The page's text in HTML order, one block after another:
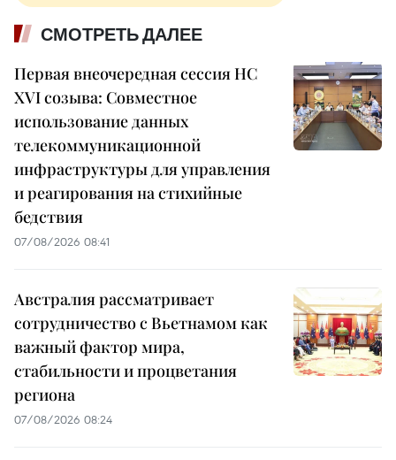
СМОТРЕТЬ ДАЛЕЕ
Первая внеочередная сессия НС
XVI созыва: Совместное
использование данных
телекоммуникационной
инфраструктуры для управления
и реагирования на стихийные
бедствия
07/08/2026 08:41
Австралия рассматривает
сотрудничество с Вьетнамом как
важный фактор мира,
стабильности и процветания
региона
07/08/2026 08:24